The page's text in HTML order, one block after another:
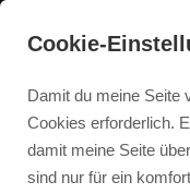
Cookie-
Damit du meine Seite
Cookies erforderlich.
damit meine Seite
sind nur für ein